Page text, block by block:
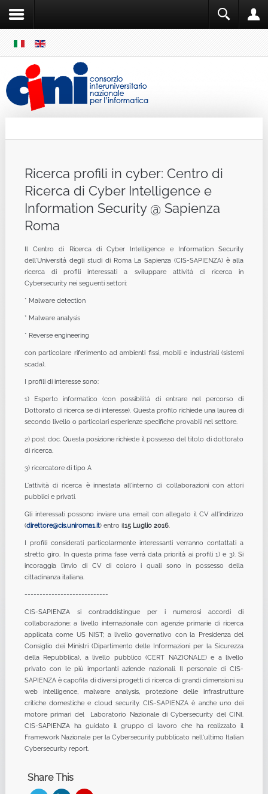
MENU
Ricerca profili in cyber: Centro di
Ricerca di Cyber Intelligence e
Information Security @ Sapienza
Roma
Il Centro di Ricerca di Cyber Intelligence e Information Security
dell'Università degli studi di Roma La Sapienza (CIS-SAPIENZA) è alla
ricerca di profili interessati a sviluppare attività di ricerca in
Cybersecurity nei seguenti settori:
* Malware detection
* Malware analysis
* Reverse engineering
con particolare riferimento ad ambienti fissi, mobili e industriali (sistemi
scada).
I profili di interesse sono:
1) Esperto informatico (con possibilità di entrare nel percorso di
Dottorato di ricerca se di interesse). Questa profilo richiede una laurea di
secondo livello o particolari esperienze specifiche provabili nel settore.
2) post doc. Questa posizione richiede il possesso del titolo di dottorato
di ricerca.
3) ricercatore di tipo A
L'attività di ricerca è innestata all'interno di collaborazioni con attori
pubblici e privati.
Gli interessati possono inviare una email con allegato il CV all'indirizzo
(direttore@cis.uniroma1.it) entro il15 Luglio 2016.
I profili considerati particolarmente interessanti verranno contattati a
stretto giro. In questa prima fase verrà data priorità ai profili 1) e 3). Si
incoraggia l’invio di CV di coloro i quali sono in possesso della
cittadinanza italiana.
----------------------------
CIS-SAPIENZA si contraddistingue per i numerosi accordi di
collaborazione: a livello internazionale con agenzie primarie di ricerca
applicata come US NIST; a livello governativo con la Presidenza del
Consiglio dei Ministri (Dipartimento delle Informazioni per la Sicurezza
della Repubblica), a livello pubblico (CERT NAZIONALE) e a livello
privato con le più importanti aziende nazionali. Il personale di CIS-
SAPIENZA è capofila di diversi progetti di ricerca di grandi dimensioni su
web intelligence, malware analysis, protezione delle infrastrutture
critiche domestiche e cloud security. CIS-SAPIENZA è anche uno dei
motore primari del Laboratorio Nazionale di Cybersecurity del CINI.
CIS-SAPIENZA ha guidato il gruppo di lavoro che ha realizzato il
Framework Nazionale per la Cybersecurity pubblicato nell'ultimo Italian
Cybersecurity report.
Share This